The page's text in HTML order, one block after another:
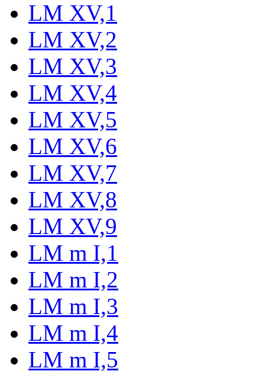
LM XV,1
LM XV,2
LM XV,3
LM XV,4
LM XV,5
LM XV,6
LM XV,7
LM XV,8
LM XV,9
LM m I,1
LM m I,2
LM m I,3
LM m I,4
LM m I,5